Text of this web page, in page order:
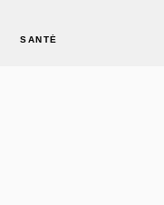
SANTÉ